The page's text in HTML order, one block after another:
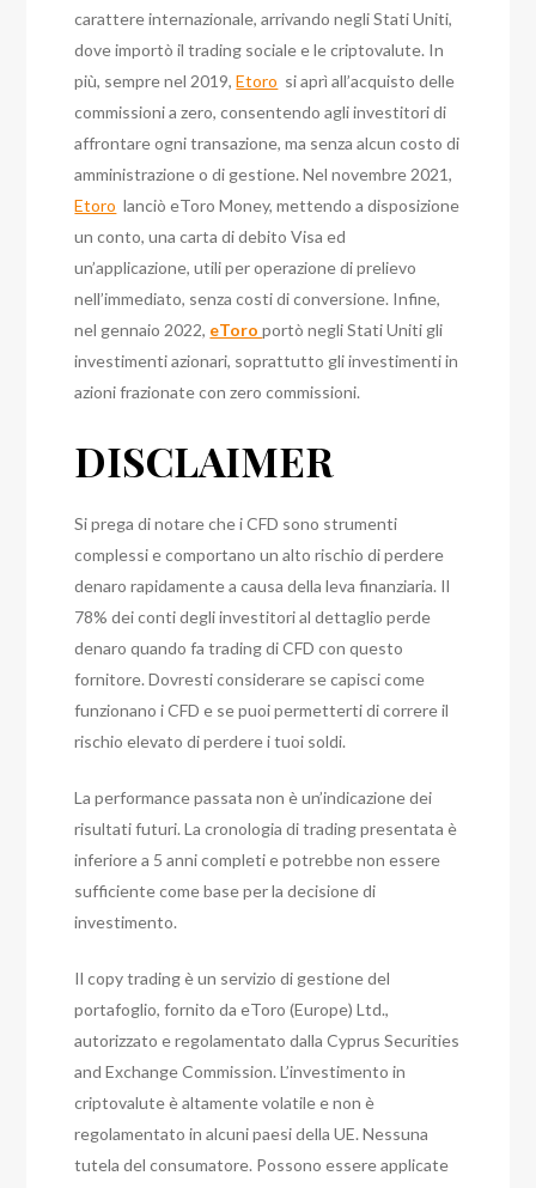
carattere internazionale, arrivando negli Stati Uniti,
dove importò il trading sociale e le criptovalute. In
più, sempre nel 2019,Etoro si aprì all’acquisto delle
commissioni a zero, consentendo agli investitori di
affrontare ogni transazione, ma senza alcun costo di
amministrazione o di gestione. Nel novembre 2021,
Etoro lanciò eToro Money, mettendo a disposizione
un conto, una carta di debito Visa ed
un’applicazione, utili per operazione di prelievo
nell’immediato, senza costi di conversione. Infine,
nel gennaio 2022, eToroportò negli Stati Uniti gli
investimenti azionari, soprattutto gli investimenti in
azioni frazionate con zero commissioni.
DISCLAIMER
Si prega di notare che i CFD sono strumenti
complessi e comportano un alto rischio di perdere
denaro rapidamente a causa della leva finanziaria. Il
78% dei conti degli investitori al dettaglio perde
denaro quando fa trading di CFD con questo
fornitore. Dovresti considerare se capisci come
funzionano i CFD e se puoi permetterti di correre il
rischio elevato di perdere i tuoi soldi.
La performance passata non è un’indicazione dei
risultati futuri. La cronologia di trading presentata è
inferiore a 5 anni completi e potrebbe non essere
sufficiente come base per la decisione di
investimento.
Il copy trading è un servizio di gestione del
portafoglio, fornito da eToro (Europe) Ltd.,
autorizzato e regolamentato dalla Cyprus Securities
and Exchange Commission. L’investimento in
criptovalute è altamente volatile e non è
regolamentato in alcuni paesi della UE. Nessuna
tutela del consumatore. Possono essere applicate